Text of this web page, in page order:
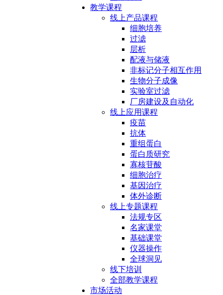
教学课程
线上产品课程
细胞培养
过滤
层析
配液与储液
非标记分子相互作用
生物分子成像
实验室过滤
厂房建设及自动化
线上应用课程
疫苗
抗体
重组蛋白
蛋白质研究
寡核苷酸
细胞治疗
基因治疗
体外诊断
线上专题课程
法规专区
名家课堂
基础课堂
仪器操作
全球洞见
线下培训
全部教学课程
市场活动